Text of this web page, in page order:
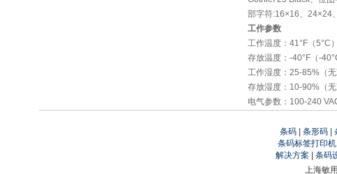
部字符:16×16、24×24
工作参数
工作温度：41°F（5°C
存放温度：-40°F（-
工作湿度：25-85%（无
存放湿度：10-90%（无
电气参数：100-240
条码 条形码
条码标签打印机|
解决方案
条码
上海敏